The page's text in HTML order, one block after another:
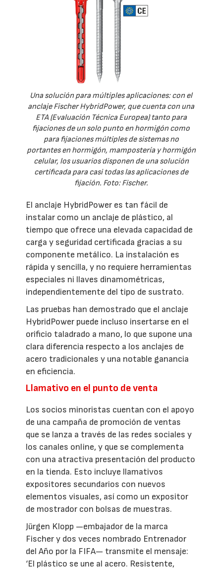
Una solución para múltiples aplicaciones: con el
anclaje Fischer HybridPower, que cuenta con una
ETA (Evaluación Técnica Europea) tanto para
fijaciones de un solo punto en hormigón como
para fijaciones múltiples de sistemas no
portantes en hormigón, mampostería y hormigón
celular, los usuarios disponen de una solución
certificada para casi todas las aplicaciones de
fijación. Foto: Fischer.
El anclaje HybridPower es tan fácil de
instalar como un anclaje de plástico, al
tiempo que ofrece una elevada capacidad de
carga y seguridad certificada gracias a su
componente metálico. La instalación es
rápida y sencilla, y no requiere herramientas
especiales ni llaves dinamométricas,
independientemente del tipo de sustrato.
Las pruebas han demostrado que el anclaje
HybridPower puede incluso insertarse en el
orificio taladrado a mano, lo que supone una
clara diferencia respecto a los anclajes de
acero tradicionales y una notable ganancia
en eficiencia.
Llamativo en el punto de venta
Los socios minoristas cuentan con el apoyo
de una campaña de promoción de ventas
que se lanza a través de las redes sociales y
los canales online, y que se complementa
con una atractiva presentación del producto
en la tienda. Esto incluye llamativos
expositores secundarios con nuevos
elementos visuales, así como un expositor
de mostrador con bolsas de muestras.
Jürgen Klopp —embajador de la marca
Fischer y dos veces nombrado Entrenador
del Año por la FIFA— transmite el mensaje:
‘El plástico se une al acero. Resistente,